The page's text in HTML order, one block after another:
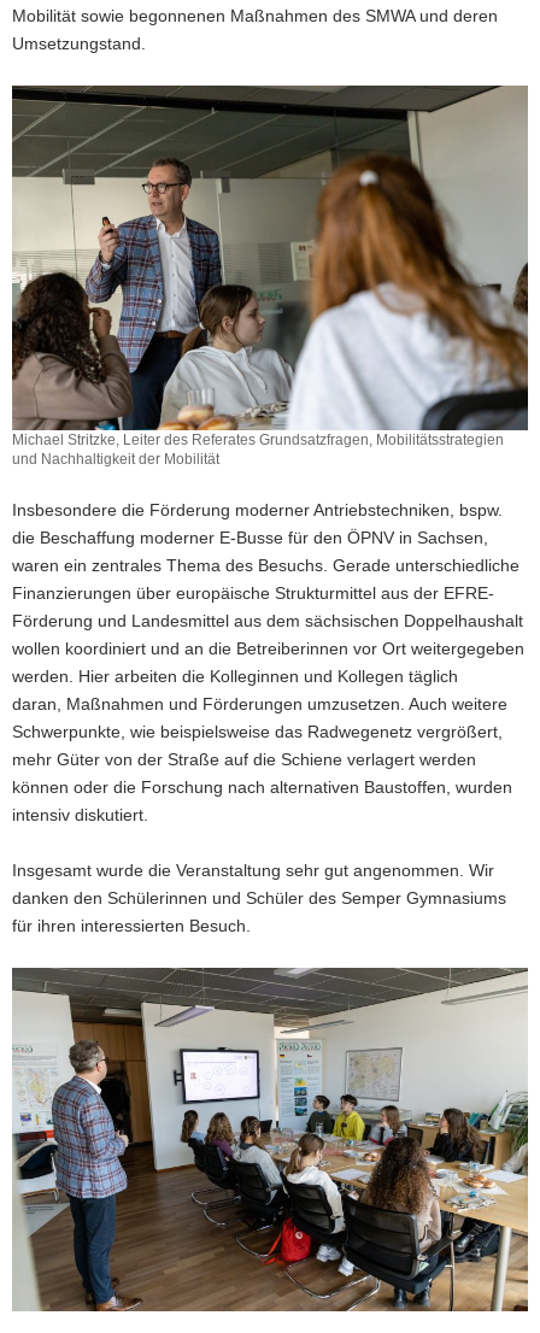
Mobilität sowie begonnenen Maßnahmen des SMWA und deren
Umsetzungstand.
Michael Stritzke, Leiter des Referates Grundsatzfragen, Mobilitätsstrategien
und Nachhaltigkeit der Mobilität
Insbesondere die Förderung moderner Antriebstechniken, bspw.
die Beschaffung moderner E-Busse für den ÖPNV in Sachsen,
waren ein zentrales Thema des Besuchs. Gerade unterschiedliche
Finanzierungen über europäische Strukturmittel aus der EFRE-
Förderung und Landesmittel aus dem sächsischen Doppelhaushalt
wollen koordiniert und an die Betreiberinnen vor Ort weitergegeben
werden. Hier arbeiten die Kolleginnen und Kollegen täglich
daran, Maßnahmen und Förderungen umzusetzen. Auch weitere
Schwerpunkte, wie beispielsweise das Radwegenetz vergrößert,
mehr Güter von der Straße auf die Schiene verlagert werden
können oder die Forschung nach alternativen Baustoffen, wurden
intensiv diskutiert.
Insgesamt wurde die Veranstaltung sehr gut angenommen. Wir
danken den Schülerinnen und Schüler des Semper Gymnasiums
für ihren interessierten Besuch.